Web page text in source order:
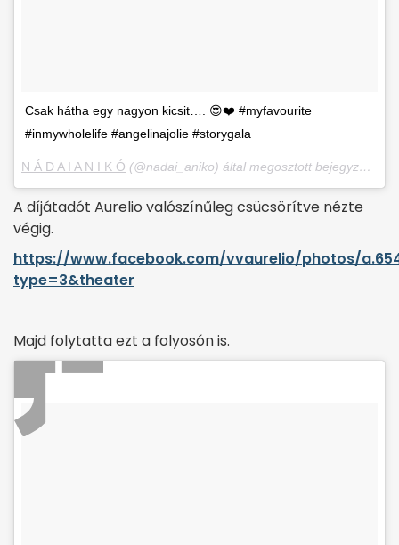
Csak hátha egy nagyon kicsit…. 😍❤️ #myfavourite
#inmywholelife #angelinajolie #storygala
N Á D A I A N I K Ó (@nadai_aniko) által megosztott bejegyzés,
A díjátadót Aurelio valószínűleg csücsörítve nézte
végig.
https://www.facebook.com/vvaurelio/photos/
type=3&theater
Majd folytatta ezt a folyosón is.